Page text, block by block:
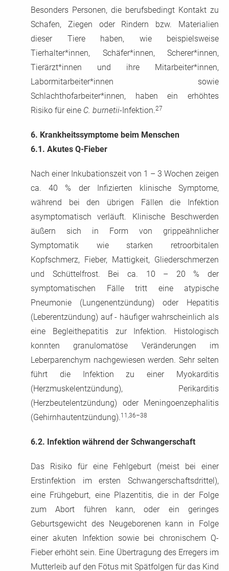
Besonders Personen, die berufsbedingt Kontakt zu
Schafen, Ziegen oder Rindern bzw. Materialien
dieser Tiere haben, wie beispielsweise
Tierhalter*innen, Schäfer*innen, Scherer*innen,
Tierärzt*innen und ihre Mitarbeiter*innen,
Labormitarbeiter*innen sowie
Schlachthofarbeiter*innen, haben ein erhöhtes
Risiko für eine C. burnetii-Infektion.27
6. Krankheitssymptome beim Menschen
6.1. Akutes Q-Fieber
Nach einer Inkubationszeit von 1 – 3 Wochen zeigen
ca. 40 % der Infizierten klinische Symptome,
während bei den übrigen Fällen die Infektion
asymptomatisch verläuft. Klinische Beschwerden
äußern sich in Form von grippeähnlicher
Symptomatik wie starken retroorbitalen
Kopfschmerz, Fieber, Mattigkeit, Gliederschmerzen
und Schüttelfrost. Bei ca. 10 – 20 % der
symptomatischen Fälle tritt eine atypische
Pneumonie (Lungenentzündung) oder Hepatitis
(Leberentzündung) auf - häufiger wahrscheinlich als
eine Begleithepatitis zur Infektion. Histologisch
konnten granulomatöse Veränderungen im
Leberparenchym nachgewiesen werden. Sehr selten
führt die Infektion zu einer Myokarditis
(Herzmuskelentzündung), Perikarditis
(Herzbeutelentzündung) oder Meningoenzephalitis
(Gehirnhautentzündung). 11,36–38
6.2. Infektion während der Schwangerschaft
Das Risiko für eine Fehlgeburt (meist bei einer
Erstinfektion im ersten Schwangerschaftsdrittel),
eine Frühgeburt, eine Plazentitis, die in der Folge
zum Abort führen kann, oder ein geringes
Geburtsgewicht des Neugeborenen kann in Folge
einer akuten Infektion sowie bei chronischem Q-
Fieber erhöht sein. Eine Übertragung des Erregers im
Mutterleib auf den Fötus mit Spätfolgen für das Kind